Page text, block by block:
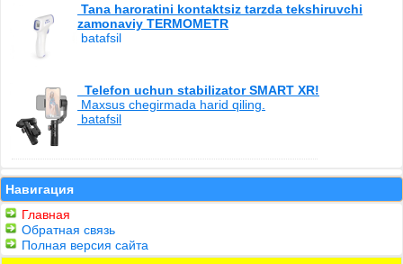
Tana haroratini kontaktsiz tarzda tekshiruvchi
zamonaviy TERMOMETR
batafsil
Telefon uchun stabilizator SMART XR!
Maxsus chegirmada harid qiling.
batafsil
Навигация
Главная
Обратная связь
Полная версия сайта